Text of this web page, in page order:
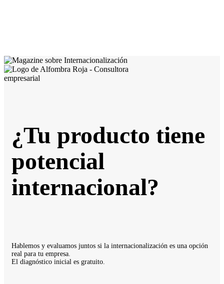
¿Tu producto tiene
potencial
internacional?
Hablemos y evaluamos juntos si la internacionalización es una opción
real para tu empresa.
El diagnóstico inicial es gratuito.